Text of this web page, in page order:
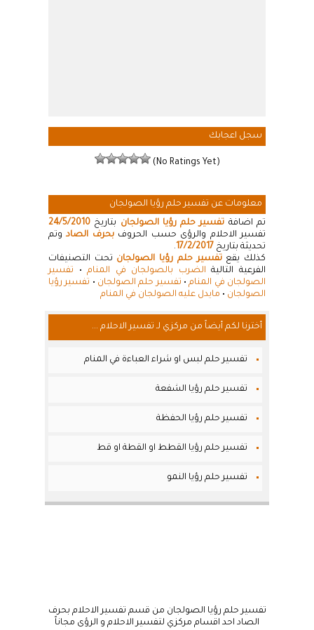
سجل اعجابك
(No Ratings Yet)
معلومات عن تفسير حلم رؤيا الصولجان
تم اضافة تفسير حلم رؤيا الصولجان بتاريخ 24/5/2010
تفسير الاحلام والرؤى حسب الحروفبحرف الصادوتم
تحديثة بتاريخ 17/2/2017
.
كذلك يقعتفسير حلم رؤيا الصولجان تحت التصنيفات
الفرعية التالية الضرب بالصولجان في المنام• تفسير
الصولجان في المنام• تفسير حلم الصولجان • تفسير رؤيا
الصولجان • مايدل عليه الصولجان في المنام
أخترنا لكم أيضاً من مركزي لـ تفسير الاحلام ...
تفسير حلم لبس او شراء العباءة في المنام
تفسير حلم رؤيا الشفعة
تفسير حلم رؤيا الحفظة
تفسير حلم رؤيا القطط او القطة او قط
تفسير حلم رؤيا النمو
تفسير حلم رؤيا الصولجان من قسم تفسير الاحلام بحرف
الصاد احد اقسام مركزي لتفسير الاحلام و الرؤى مجاناً